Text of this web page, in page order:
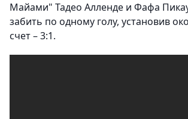
Майами" Тадео Алленде и Фафа
забить по одному голу, установив
счет – 3:1.